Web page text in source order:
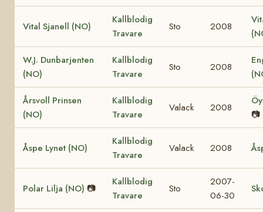
Vital Sjanell (NO)
Kallblodig
Travare
Sto 2008
W.J. Dunbarjenten
(NO)
Kallblodig
Travare
Sto 2008
Årsvoll Prinsen
(NO)
Kallblodig
Travare
Valack 2008
📷
Åspe Lynet (NO)
Kallblodig
Travare
Valack 2008
Polar Lilja (NO) 📷
Kallblodig
Travare
Sto
2007-
06-30